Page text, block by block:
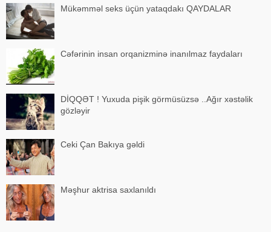
Mükəmməl seks üçün yataqdakı QAYDALAR
Cəfərinin insan orqanizminə inanılmaz faydaları
DİQQƏT ! Yuxuda pişik görmüsüzsə ..Ağır xəstəlik
gözləyir
Ceki Çan Bakıya gəldi
Məşhur aktrisa saxlanıldı